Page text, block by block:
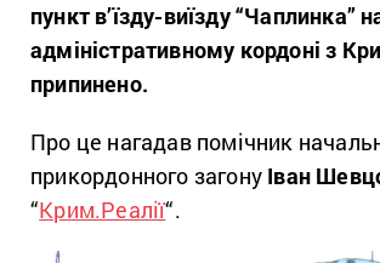
пункт в’їзду-виїзду “Чаплинка”
адміністративному кордоні з
припинено.
Про це нагадав помічник
прикордонного загону Іван
“Крим.Реалії“.